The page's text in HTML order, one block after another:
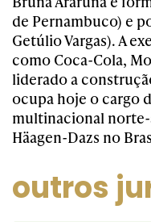
de Pernambuco) e
Getúlio Vargas). A
como Coca-Cola,
liderado a
ocupa hoje o cargo
multinacional norte-
Häagen-Dazs no
outros